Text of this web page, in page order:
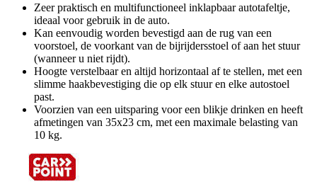
Zeer praktisch en multifunctioneel inklapbaar autotafeltje,
ideaal voor gebruik in de auto.
Kan eenvoudig worden bevestigd aan de rug van een
voorstoel, de voorkant van de bijrijdersstoel of aan het stuur
(wanneer u niet rijdt).
Hoogte verstelbaar en altijd horizontaal af te stellen, met een
slimme haakbevestiging die op elk stuur en elke autostoel
past.
Voorzien van een uitsparing voor een blikje drinken en heeft
afmetingen van 35x23 cm, met een maximale belasting van
10 kg.